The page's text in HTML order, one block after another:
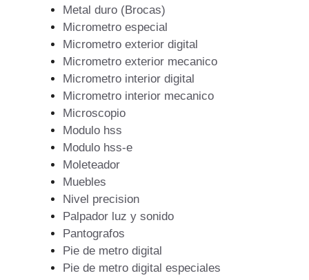
Metal duro (Brocas)
Micrometro especial
Micrometro exterior digital
Micrometro exterior mecanico
Micrometro interior digital
Micrometro interior mecanico
Microscopio
Modulo hss
Modulo hss-e
Moleteador
Muebles
Nivel precision
Palpador luz y sonido
Pantografos
Pie de metro digital
Pie de metro digital especiales